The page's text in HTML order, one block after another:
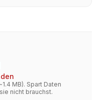
MB). Spart Daten
nicht brauchst.